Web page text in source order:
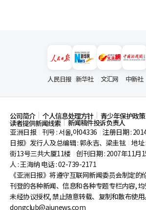
人民日报 新华社 文汇网 中新社
公司简介 个人信息处理方针 青少年保护政策
读者提供新闻线索
新闻稿件投诉负责人
亚洲日报
刊号 : 서울,아04336 注册日期 :
日报》发行人及总编辑 : 郭永吉、梁圭铉 地址
街13号三共大厦11楼 创刊日期 : 2007年11月
人 : 王海纳 电话 : 02-739-2171
《亚洲日报》将遵守互联网新闻委员会制定的
刊登的各种新闻、信息和各种专题专栏内容, 均
未经协议授权, 禁止随意转载、复制和散布使用
dongclub@ajunews.com